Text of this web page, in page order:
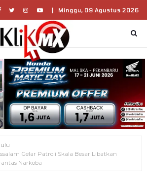
| Minggu, 09 Agustus 2026
Gelar Patroli Skala Besar Libatkan
Narkoba